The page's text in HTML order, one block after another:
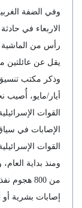
وفي الضفة
رأس من الماشية
يقل عن عائلتين
القوات
الإصابات في
القوات
ومنذ بداية
من 800